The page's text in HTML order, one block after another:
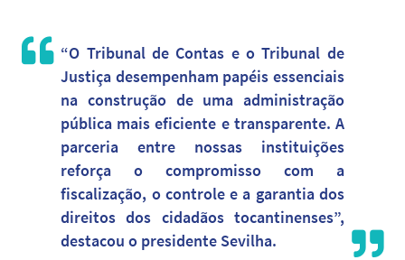
“O Tribunal de Contas e o Tribunal de
Justiça desempenham papéis essenciais
na construção de uma administração
pública mais eficiente e transparente. A
parceria entre nossas instituições
reforça o compromisso com a
fiscalização, o controle e a garantia dos
direitos dos cidadãos tocantinenses”,
destacou o presidente Sevilha.